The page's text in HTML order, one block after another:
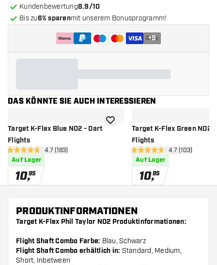
Kundenbewertung8.9/10
Bis zu6% sparenmit unserem Bonusprogramm!
+5
DAS KÖNNTE SIE AUCH INTERESSIEREN
Target K-Flex Blue NO2 - Dart
Flights
Bewertungsbereich öffnen
4.7 Bewertungssterne
4.7 (183)
Auf Lager
10,95
Zur Wunschliste hinzufügen
Target K-Flex Green NO2
Flights
4.7 Bewertungssterne
4.7 (103)
Auf Lager
10,95
PRODUKTINFORMATIONEN
Target K-Flex Phil Taylor NO2 Produktinformationen:
Flight Shaft Combo Farbe: Blau, Schwarz
Flight Shaft Combo erhältlich in: Standard, Medium,
Short, Inbetween